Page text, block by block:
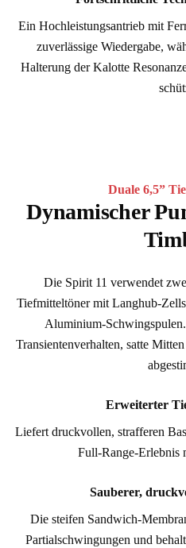
Ein Hochleistungsantrieb mit
zuverlässige Wiedergabe,
Halterung der Kalotte
Duale 6,5”
Dynamischer
Die Spirit 11 verwendet
Tiefmitteltöner mit Langhub-
Aluminium-
Transientenverhalten, satte
Erweiterter
Liefert druckvollen, strafferen
Full-Range-Erlebnis
Sauberer,
Die steifen Sandwich-
Partialschwingungen und